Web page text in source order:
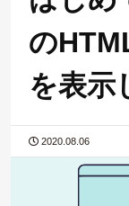
の
を表示
2020.08.06